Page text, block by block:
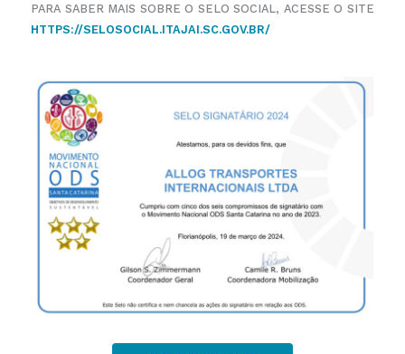
PARA SABER MAIS SOBRE O SELO SOCIAL, ACESSE O SITE
HTTPS://SELOSOCIAL.ITAJAI.SC.GOV.BR/